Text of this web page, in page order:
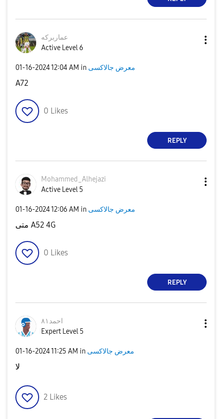
عماربركه
Active Level 6
‎01-16-202412:04 AM in معرض جالاكسى
A72
0 Likes
REPLY
Mohammed_Alhejazi
Active Level 5
‎01-16-202412:06 AM in معرض جالاكسى
متى A52 4G
0 Likes
REPLY
احمد٨١
Expert Level 5
‎01-16-202411:25 AM in معرض جالاكسى
لا
2 Likes